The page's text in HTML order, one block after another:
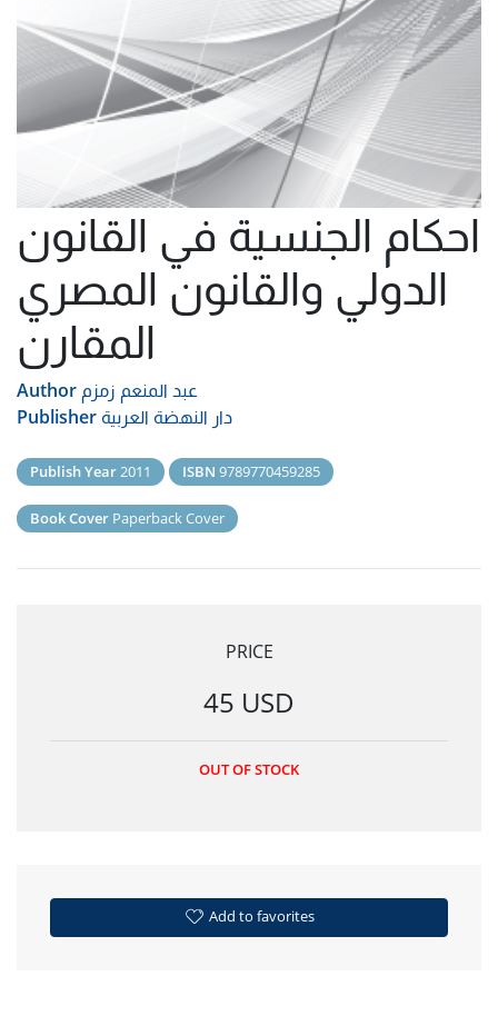
احكام الجنسية في القانون
الدولي والقانون المصري
المقارن
Author عبد المنعم زمزم
Publisher دار النهضة العربية
Publish Year2011 ISBN 9789770459285
Book Cover Paperback Cover
PRICE
45 USD
OUT OF STOCK
Add to favorites